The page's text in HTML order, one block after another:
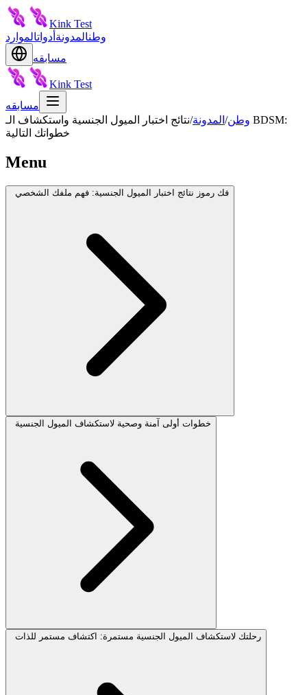
Kink Test
وطنالمدونة أدواتالموارد
مسابقه
Kink Test
مسابقه
وطن/ المدونة/نتائج اختبار الميول الجنسية واستكشاف الـ BDSM:
خطواتك التالية
Menu
فك رموز نتائج اختبار الميول الجنسية: فهم ملفك الشخصي
خطوات أولى آمنة وصحية لاستكشاف الميول الجنسية
رحلتك لاستكشاف الميول الجنسية مستمرة: اكتشاف مستمر للذات